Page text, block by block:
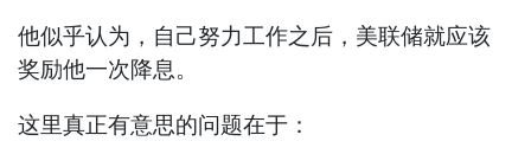
他似乎认为，自己努力工作之后，美联储就应该
奖励他一次降息。
这里真正有意思的问题在于：